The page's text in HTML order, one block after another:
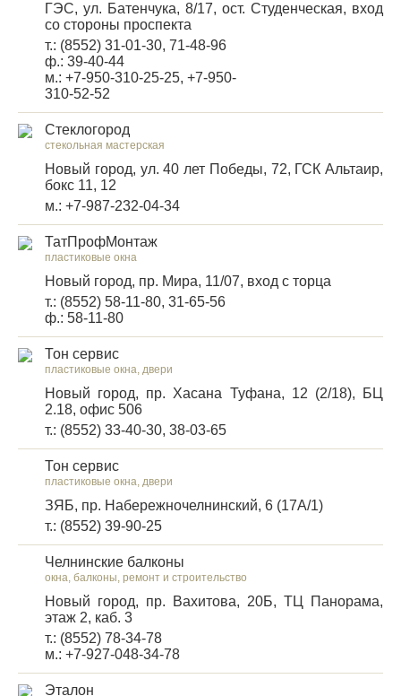
ГЭС, ул. Батенчука, 8/17, ост. Студенческая, вход
со стороны проспекта
т.: (8552) 31-01-30, 71-48-96
ф.: 39-40-44
м.: +7-950-310-25-25, +7-950-
310-52-52
Стеклогород
стекольная мастерская
Новый город, ул. 40 лет Победы, 72, ГСК Альтаир,
бокс 11, 12
м.: +7-987-232-04-34
ТатПрофМонтаж
пластиковые окна
Новый город, пр. Мира, 11/07, вход с торца
т.: (8552) 58-11-80, 31-65-56
ф.: 58-11-80
Тон сервис
пластиковые окна, двери
Новый город, пр. Хасана Туфана, 12 (2/18), БЦ
2.18, офис 506
т.: (8552) 33-40-30, 38-03-65
Тон сервис
пластиковые окна, двери
ЗЯБ, пр. Набережночелнинский, 6 (17А/1)
т.: (8552) 39-90-25
Челнинские балконы
окна, балконы, ремонт и строительство
Новый город, пр. Вахитова, 20Б, ТЦ Панорама,
этаж 2, каб. 3
т.: (8552) 78-34-78
м.: +7-927-048-34-78
Эталон